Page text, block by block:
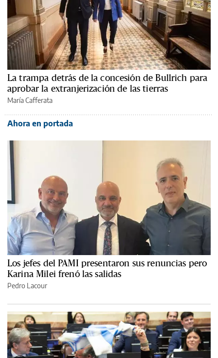
La trampa detrás de la concesión de Bullrich para
aprobar la extranjerización de las tierras
María Cafferata
Ahora en portada
Los jefes del PAMI presentaron sus renuncias pero
Karina Milei frenó las salidas
Pedro Lacour